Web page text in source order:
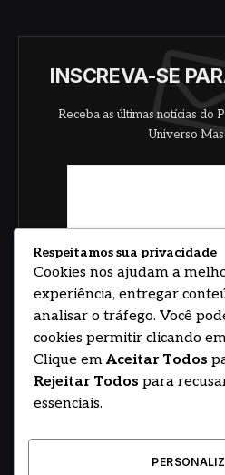
INSCREVA-SE
Receba as últimas notícias do
Universo
Respeitamos sua privacidade
Cookies nos ajudam a
experiência, entregar
analisar o tráfego. Você
cookies permitir clicando
Clique em Aceitar Todos
Rejeitar Todos para
essenciais.